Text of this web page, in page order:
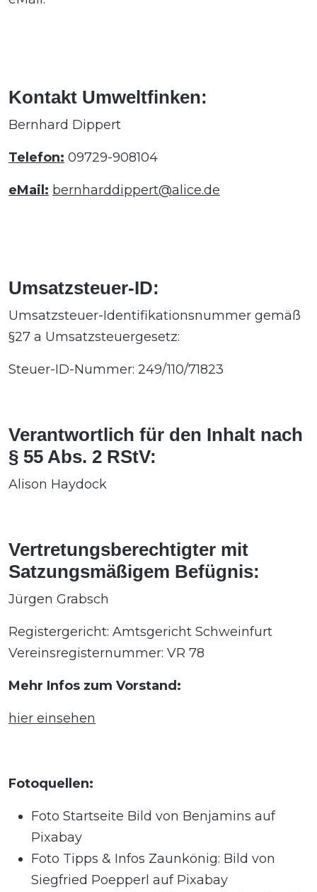
Kontakt Umweltfinken:
Bernhard Dippert
Telefon: 09729-908104
eMail: bernharddippert@alice.de
Umsatzsteuer-ID:
Umsatzsteuer-Identifikationsnummer gemäß
§27 a Umsatzsteuergesetz:
Steuer-ID-Nummer: 249/110/71823
Verantwortlich für den Inhalt nach
§ 55 Abs. 2 RStV:
Alison Haydock
Vertretungsberechtigter mit
Satzungsmäßigem Befügnis:
Jürgen Grabsch
Registergericht: Amtsgericht Schweinfurt
Vereinsregisternummer: VR 78
Mehr Infos zum Vorstand:
hier einsehen
Fotoquellen:
Foto Startseite Bild von Benjamins auf
Pixabay
Foto Tipps & Infos Zaunkönig: Bild von
Siegfried Poepperl auf Pixabay